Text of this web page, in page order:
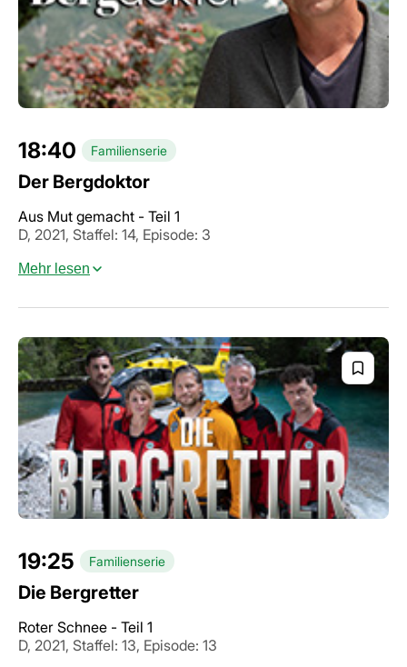
18:40 Familienserie
Der Bergdoktor
Aus Mut gemacht - Teil 1
D, 2021, Staffel: 14, Episode: 3
Mehr lesen
19:25 Familienserie
Die Bergretter
Roter Schnee - Teil 1
D, 2021, Staffel: 13, Episode: 13